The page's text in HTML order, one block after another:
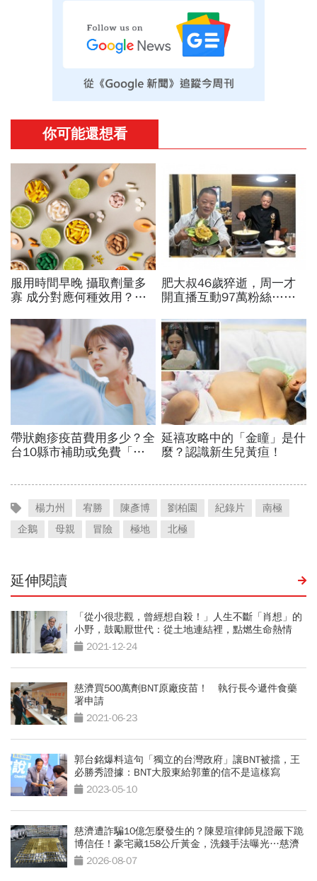
楊力州 宥勝 陳彥博 劉柏園 紀錄片
南極
企鵝
母親 冒險 極地 北極
延伸閱讀
「從小很悲觀，曾經想自殺！」人生不斷「肖想」的
小野，鼓勵厭世代：從土地連結裡，點燃生命熱情
2021-12-24
慈濟買500萬劑BNT原廠疫苗！ 執行長今遞件食藥
署申請
2021-06-23
郭台銘爆料這句「獨立的台灣政府」讓BNT被擋，王
必勝秀證據：BNT大股東給郭董的信不是這樣寫
2023-05-10
慈濟遭詐騙10億怎麼發生的？陳昱瑄律師見證嚴下跪
博信任！豪宅藏158公斤黃金，洗錢手法曝光…慈濟
回應了
2026-08-07